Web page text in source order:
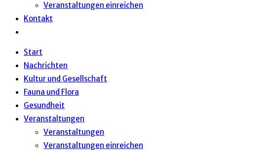
Veranstaltungen einreichen
Kontakt
Start
Nachrichten
Kultur und Gesellschaft
Fauna und Flora
Gesundheit
Veranstaltungen
Veranstaltungen
Veranstaltungen einreichen